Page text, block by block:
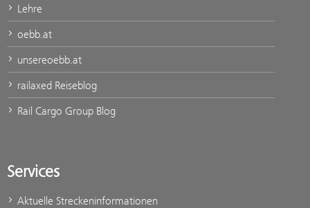
Lehre
oebb.at
unsereoebb.at
railaxed Reiseblog
Rail Cargo Group Blog
Services
Aktuelle Streckeninformationen